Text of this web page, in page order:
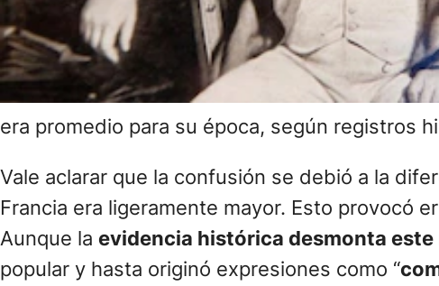
era promedio para su época, según registros
Vale aclarar que la confusión se debió a la
Francia era ligeramente mayor. Esto provocó
Aunque la evidencia histórica desmonta este
popular y hasta originó expresiones como “